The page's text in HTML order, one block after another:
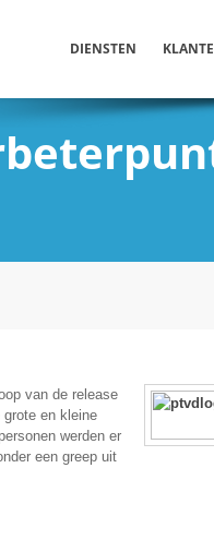
DIENSTEN
van de release
en kleine
werden er
een greep uit